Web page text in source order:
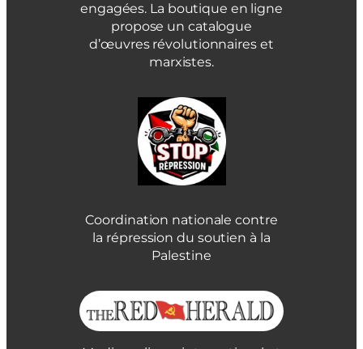
engagées. La boutique en ligne
propose un catalogue
d’œuvres révolutionnaires et
marxistes.
Coordination nationale contre
la répression du soutien à la
Palestine